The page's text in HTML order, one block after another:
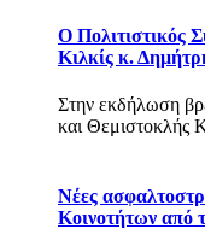
Ο Πολιτιστικός
Κιλκίς κ.
Στην εκδήλωση
και Θεμιστοκλής
Νέες
Κοινοτήτων από